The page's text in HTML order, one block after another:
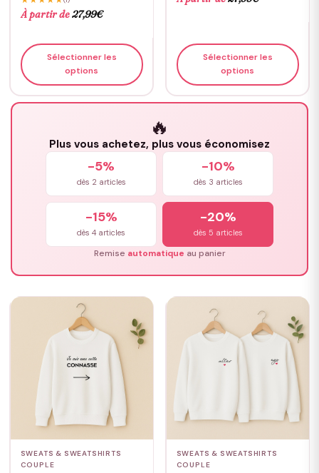
À partir de27,99€
Sélectionner les
options
Sélectionner les
options
🔥
Plus vous achetez, plus vous économisez
-5%
dès 2 articles
-10%
dès 3 articles
-15%
dès 4 articles
-20%
dès 5 articles
Remise automatique au panier
SWEATS & SWEATSHIRTS
COUPLE
SWEATS & SWEATSHIRTS
COUPLE